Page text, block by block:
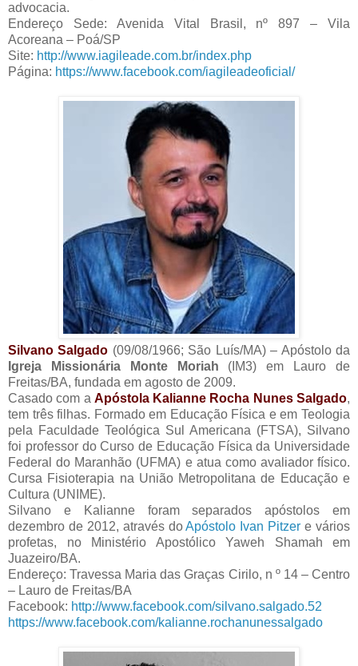
advocacia.
Endereço Sede: Avenida Vital Brasil, nº 897 – Vila
Acoreana – Poá/SP
Site: http://www.iagileade.com.br/index.php
Página: https://www.facebook.com/iagileadeoficial/
Silvano Salgado (09/08/1966; São Luís/MA) – Apóstolo da
Igreja Missionária Monte Moriah (IM3) em Lauro de
Freitas/BA, fundada em agosto de 2009.
Casado com a Apóstola Kalianne Rocha Nunes Salgado,
tem três filhas. Formado em Educação Física e em Teologia
pela Faculdade Teológica Sul Americana (FTSA), Silvano
foi professor do Curso de Educação Física da Universidade
Federal do Maranhão (UFMA) e atua como avaliador físico.
Cursa Fisioterapia na União Metropolitana de Educação e
Cultura (UNIME).
Silvano e Kalianne foram separados apóstolos em
dezembro de 2012, através doApóstolo Ivan Pitzer e vários
profetas, no Ministério Apostólico Yaweh Shamah em
Juazeiro/BA.
Endereço: Travessa Maria das Graças Cirilo, n º 14 – Centro
– Lauro de Freitas/BA
Facebook: http://www.facebook.com/silvano.salgado.52
https://www.facebook.com/kalianne.rochanunessalgado